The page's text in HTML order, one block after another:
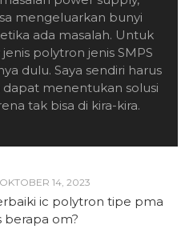
mengeluarkan bunyi
ada masalah. Untuk
polytron jenis SMPS
dulu. Saya sendiri harus
menentukan solusi
tak bisa di kira-kira.
OKTOBER 14, 2023
ic polytron tipe pma
berapa om?